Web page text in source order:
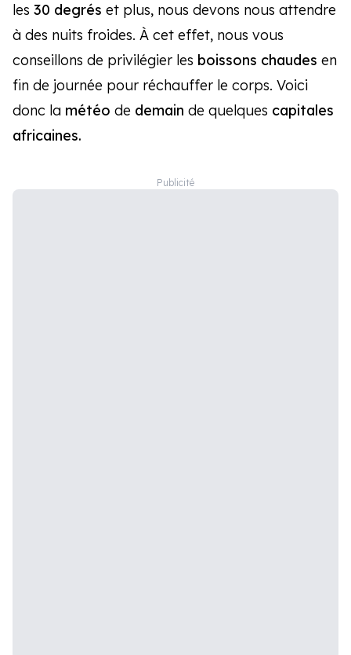
les 30 degrés et plus, nous devons nous attendre
à des nuits froides. À cet effet, nous vous
conseillons de privilégier les boissons chaudes en
fin de journée pour réchauffer le corps. Voici
donc la météo de demain de quelques capitales
africaines.